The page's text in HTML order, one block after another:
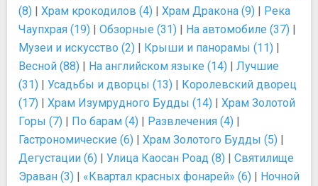
(8) | Храм крокодилов (4) | Храм Дракона (9) | Река
Чаупхрая (19) | Обзорные (31) | На автомобиле (37) |
Музеи и искусство (2) | Крыши и панорамы (11) |
Весной (88) | На английском языке (14) | Лучшие
(31) | Усадьбы и дворцы (13) | Королевский дворец
(17) | Храм Изумрудного Будды (14) | Храм Золотой
Горы (7) | По барам (4) | Развлечения (4) |
Гастрономические (6) | Храм Золотого Будды (5) |
Дегустации (6) | Улица Каосан Роад (8) | Святилище
Эраван (3) | «Квартал красных фонарей» (6) | Ночной